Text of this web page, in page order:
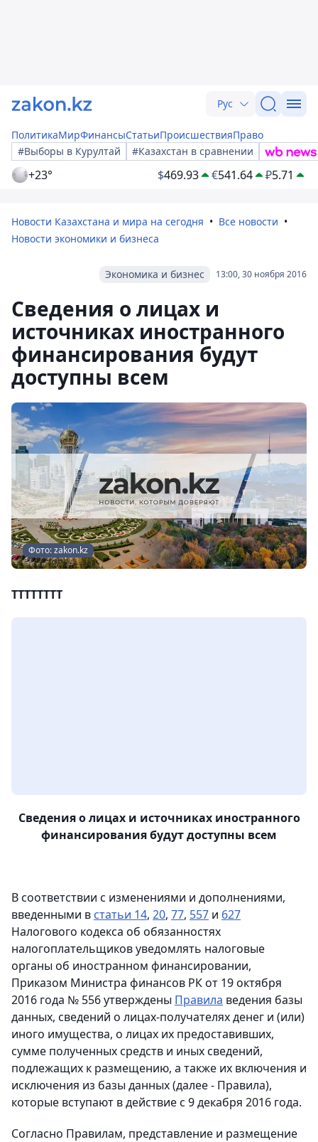
Рус
ПолитикаМирФинансыСтатьиПроисшествияПраво
#Выборы в Курултай
#Казахстан в сравнении
+23° $469.93 €541.64 ₽5.71
Новости Казахстана и мира на сегодня
Все новости
Новости экономики и бизнеса
13:00, 30 ноября 2016
Экономика и бизнес
Сведения о лицах и
источниках иностранного
финансирования будут
доступны всем
Фото: zakon.kz
TTTTTTTT
Сведенияо лицах и источниках иностранного
финансированиябудут доступны всем
В соответствии с изменениями и дополнениями,
введенными в статьи 14, 20, 77, 557 и 627
Налогового кодекса об обязанностях
налогоплательщиков уведомлять налоговые
органы об иностранном финансировании,
Приказом Министра финансов РК от 19 октября
2016 года № 556 утверждены Правила ведения базы
данных, сведений о лицах-получателях денег и (или)
иного имущества, о лицах их предоставивших,
сумме полученных средств и иных сведений,
подлежащих к размещению, а также их включения и
исключения из базы данных (далее - Правила),
которые вступают в действие с 9 декабря 2016 года.
Согласно Правилам, представление и размещение